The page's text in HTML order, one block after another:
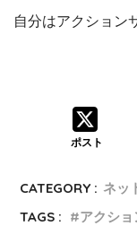
自分はアクション
ポスト
CATEGORY : ネッ
TAGS :
アクショ